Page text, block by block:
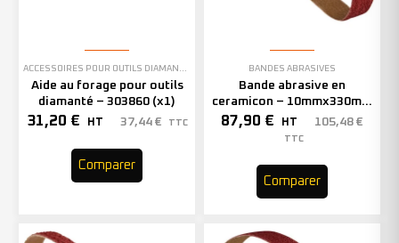
ACCESSOIRES POUR OUTILS DIAMANTÉS
Aide au forage pour outils
diamanté – 303860 (x1)
31,20 € HT 37,44 € TTC
Comparer
BANDES ABRASIVES
Bande abrasive en
ceramicon – 10mmx330mm
– Grain 40 – 333001 (x50)
87,90 € HT 105,48 €
TTC
Comparer